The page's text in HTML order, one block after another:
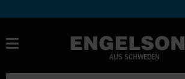
AUS SCHWEDEN